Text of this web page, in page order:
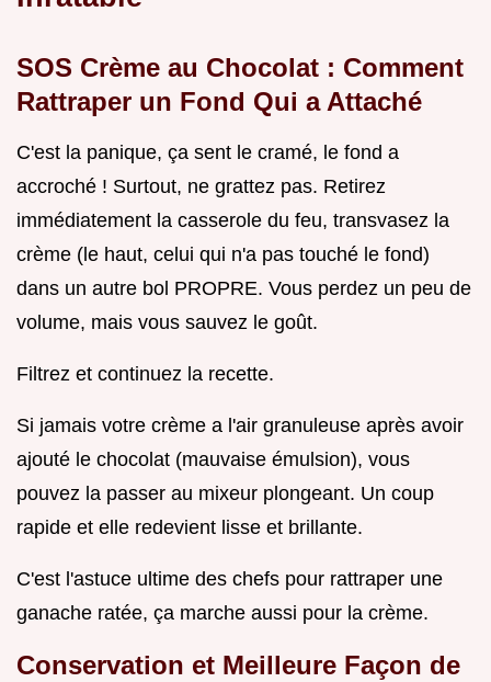
SOS Crème au Chocolat : Comment
Rattraper un Fond Qui a Attaché
C'est la panique, ça sent le cramé, le fond a
accroché ! Surtout, ne grattez pas. Retirez
immédiatement la casserole du feu, transvasez la
crème (le haut, celui qui n'a pas touché le fond)
dans un autre bol PROPRE. Vous perdez un peu de
volume, mais vous sauvez le goût.
Filtrez et continuez la recette.
Si jamais votre crème a l'air granuleuse après avoir
ajouté le chocolat (mauvaise émulsion), vous
pouvez la passer au mixeur plongeant. Un coup
rapide et elle redevient lisse et brillante.
C'est l'astuce ultime des chefs pour rattraper une
ganache ratée, ça marche aussi pour la crème.
Conservation et Meilleure Façon de